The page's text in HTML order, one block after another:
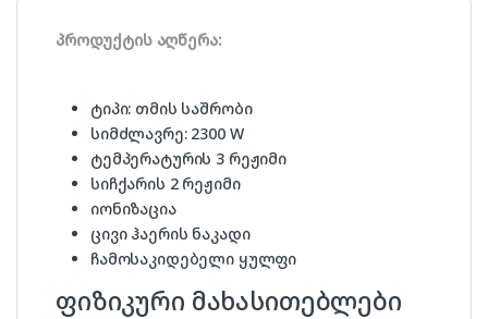
პროდუქტის აღწერა:
ტიპი: თმის საშრობი
სიმძლავრე: 2300 W
ტემპერატურის 3 რეჟიმი
სიჩქარის 2 რეჟიმი
იონიზაცია
ცივი ჰაერის ნაკადი
ჩამოსაკიდებელი ყულფი
ფიზიკური მახასითებლები